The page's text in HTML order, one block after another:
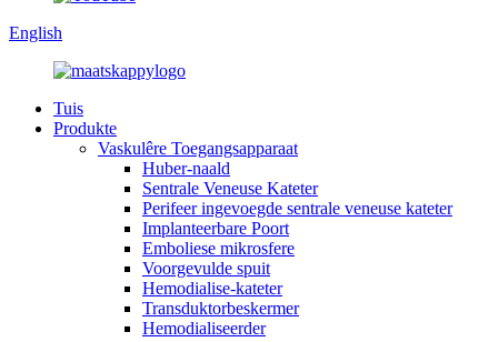
English
Tuis
Produkte
Vaskulêre Toegangsapparaat
Huber-naald
Sentrale Veneuse Kateter
Perifeer ingevoegde sentrale veneuse kateter
Implanteerbare Poort
Emboliese mikrosfere
Voorgevulde spuit
Hemodialise-kateter
Transduktorbeskermer
Hemodialiseerder